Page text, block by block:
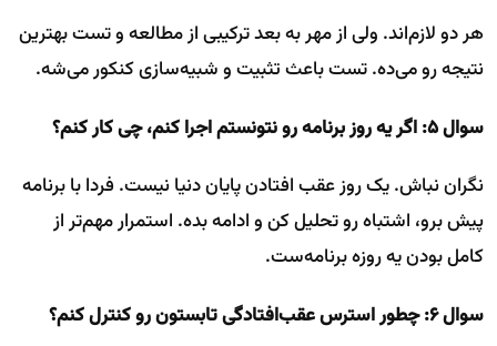
هر دو لازم‌اند. ولی از مهر به بعد ترکیبی از مطالعه و تست بهترین
نتیجه رو می‌ده. تست باعث تثبیت و شبیه‌سازی کنکور می‌شه.
سوال ۵: اگر یه روز برنامه رو نتونستم اجرا کنم، چی کار کنم؟
نگران نباش. یک روز عقب افتادن پایان دنیا نیست. فردا با برنامه
پیش برو، اشتباه رو تحلیل کن و ادامه بده. استمرار مهم‌تر از
کامل بودن یه روزه برنامه‌ست.
سوال ۶: چطور استرس عقب‌افتادگی تابستون رو کنترل کنم؟